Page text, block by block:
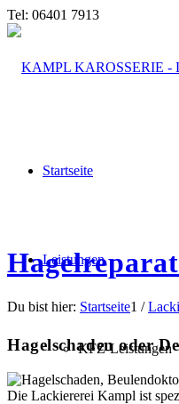
Tel: 06401 7913
Startseite
Leistungen
KFZ-Leistungen
Du bist hier: Startseite1 /
Hagelschaden oder
Die Lackiererei Kampl ist